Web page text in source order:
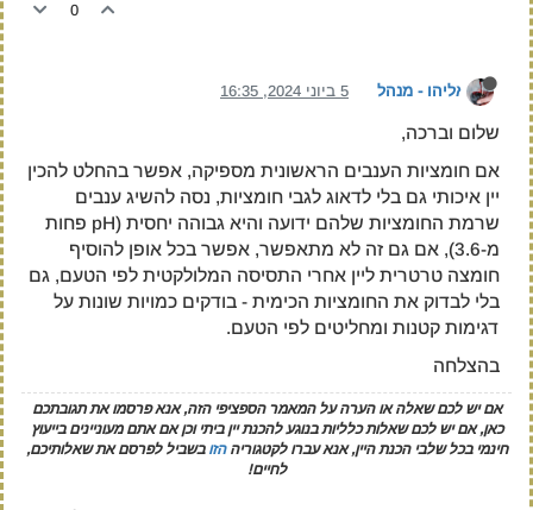
0
אליהו - מנהל 5 ביוני 2024, 16:35
שלום וברכה,
אם חומציות הענבים הראשונית מספיקה, אפשר בהחלט להכין
יין איכותי גם בלי לדאוג לגבי חומציות, נסה להשיג ענבים
שרמת החומציות שלהם ידועה והיא גבוהה יחסית (pH פחות
מ-3.6), אם גם זה לא מתאפשר, אפשר בכל אופן להוסיף
חומצה טרטרית ליין אחרי התסיסה המלולקטית לפי הטעם, גם
בלי לבדוק את החומציות הכימית - בודקים כמויות שונות על
דגימות קטנות ומחליטים לפי הטעם.
בהצלחה
אם יש לכם שאלה או הערה על המאמר הספציפי הזה, אנא פרסמו את תגובתכם
כאן, אם יש לכם שאלות כלליות בנוגע להכנת יין ביתי וכן אם אתם מעוניינים בייעוץ
חינמי בכל שלבי הכנת היין, אנא עברו לקטגוריההזו בשביל לפרסם את שאלותיכם,
לחיים!